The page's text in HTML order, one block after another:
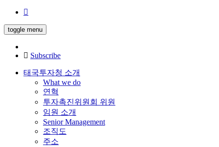
toggle menu
Subscribe
태국투자청 소개
What we do
연혁
투자촉진위원회 위원
임원 소개
Senior Management
조직도
주소